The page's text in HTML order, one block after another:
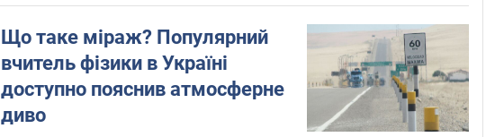
Що таке міраж? Популярний
вчитель фізики в Україні
доступно пояснив атмосферне
диво